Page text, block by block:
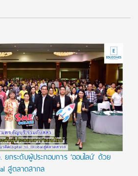
ระดับผู้ประกอบการ ‘ออนไลน์’ ด้วย
สู่ตลาดสากล